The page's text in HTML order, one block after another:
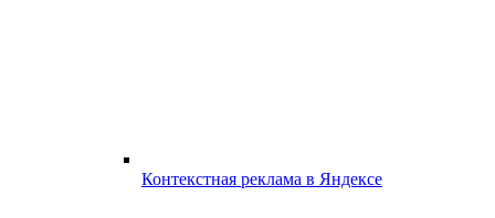
Контекстная реклама в Яндексе